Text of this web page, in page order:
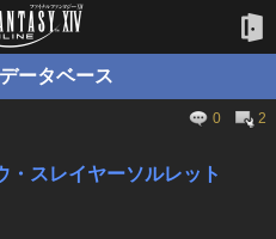
ータベース
0
2
・スレイヤーソルレット